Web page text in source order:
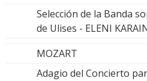
Selección de la Banda
de Ulises - ELENI
MOZART
Adagio del Concierto